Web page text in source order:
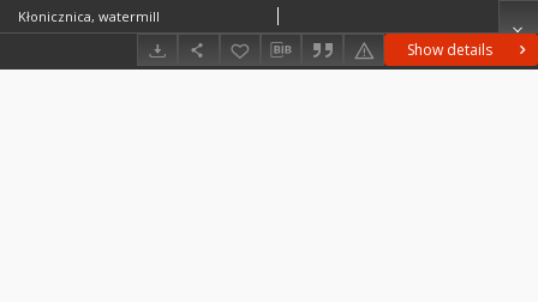
Show details
Kłonicznica, watermill